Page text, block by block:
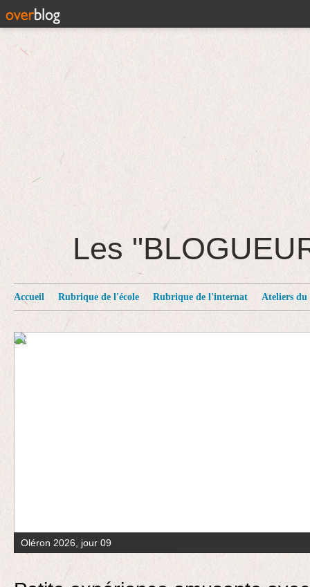
Les
Accueil Rubrique de l'école Rubrique de l'internat Ateliers du
Oléron 2026, jour 09